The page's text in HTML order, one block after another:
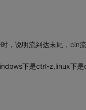
，说明流到达末尾，cin
下是ctrl-z,linux下